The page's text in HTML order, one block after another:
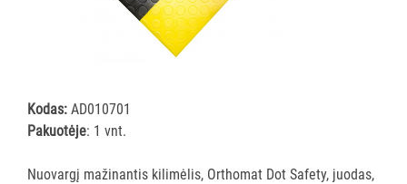
vienkartinės
asmens
priemonės
Kodas: AD010701
Pakuotėje: 1 vnt.
Nuovargį mažinantis kilimėlis, Orthomat Dot Safety, juodas,